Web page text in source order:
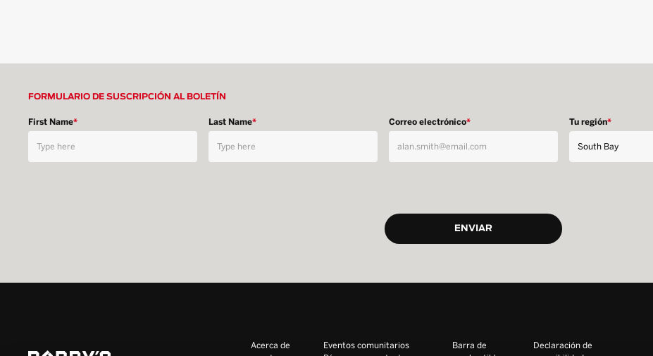
FORMULARIO DE SUSCRIPCIÓN AL BOLETÍN
First Name* Last Name* Correo electrónico* Tu región*
Acerca de
Eventos comunitarios
Barra de
Declaración de